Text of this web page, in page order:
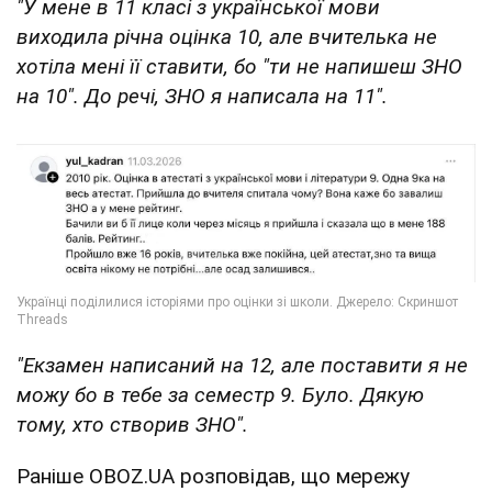
"У мене в 11 класі з української мови
виходила річна оцінка 10, але вчителька не
хотіла мені її ставити, бо "ти не напишеш ЗНО
на 10". До речі, ЗНО я написала на 11".
"Екзамен написаний на 12, але поставити я не
можу бо в тебе за семестр 9. Було. Дякую
тому, хто створив ЗНО".
Раніше OBOZ.UA розповідав, що мережу